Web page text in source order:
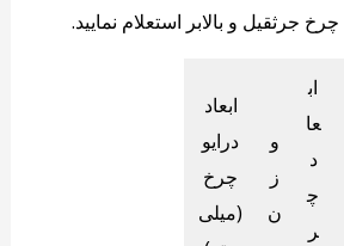
جرثقیل و بالابر استعلام نمایید.
اب
عا
د
چ
ر
و
ز
ن
ابعاد
درایو
چرخ
(میلی‌